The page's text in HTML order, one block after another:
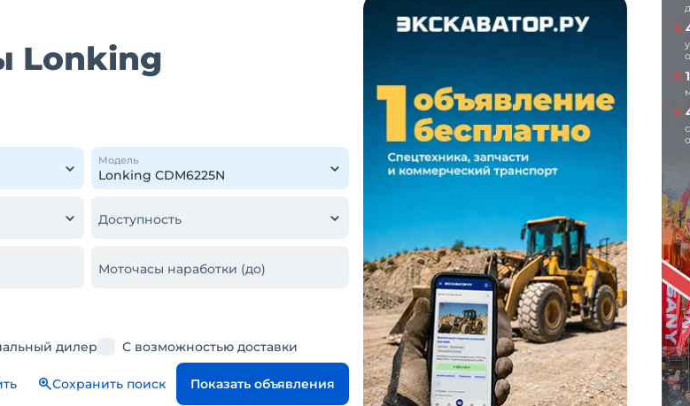
Lonking
Модель
Доступность
Моточасы наработки (до)
дилер С возможностью доставки
Сохранить поиск Показать объявления